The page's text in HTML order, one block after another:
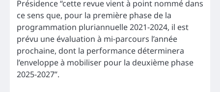
Présidence “cette revue vient à point nommé dans
ce sens que, pour la première phase de la
programmation pluriannuelle 2021-2024, il est
prévu une évaluation à mi-parcours l’année
prochaine, dont la performance déterminera
l’enveloppe à mobiliser pour la deuxième phase
2025-2027”.